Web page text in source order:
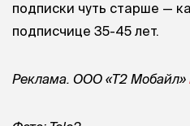
подписки чуть старше —
подписчице 35-45 лет.
Реклама. ООО «Т2 Мобайл»